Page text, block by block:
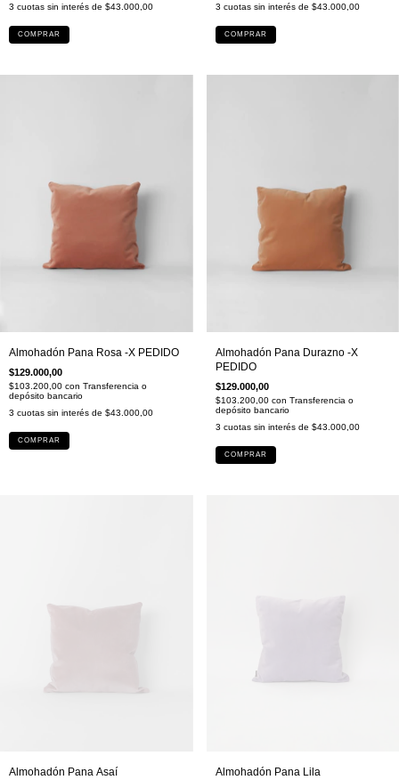
3 cuotas sin interés de $43.000,00
COMPRAR
3 cuotas sin interés de $43.000,00
COMPRAR
Almohadón Pana Rosa -X PEDIDO
$129.000,00
$103.200,00 con Transferencia o
depósito bancario
3 cuotas sin interés de $43.000,00
COMPRAR
Almohadón Pana Durazno -X
PEDIDO
$129.000,00
$103.200,00 con Transferencia o
depósito bancario
3 cuotas sin interés de $43.000,00
COMPRAR
Almohadón Pana Asaí Almohadón Pana Lila